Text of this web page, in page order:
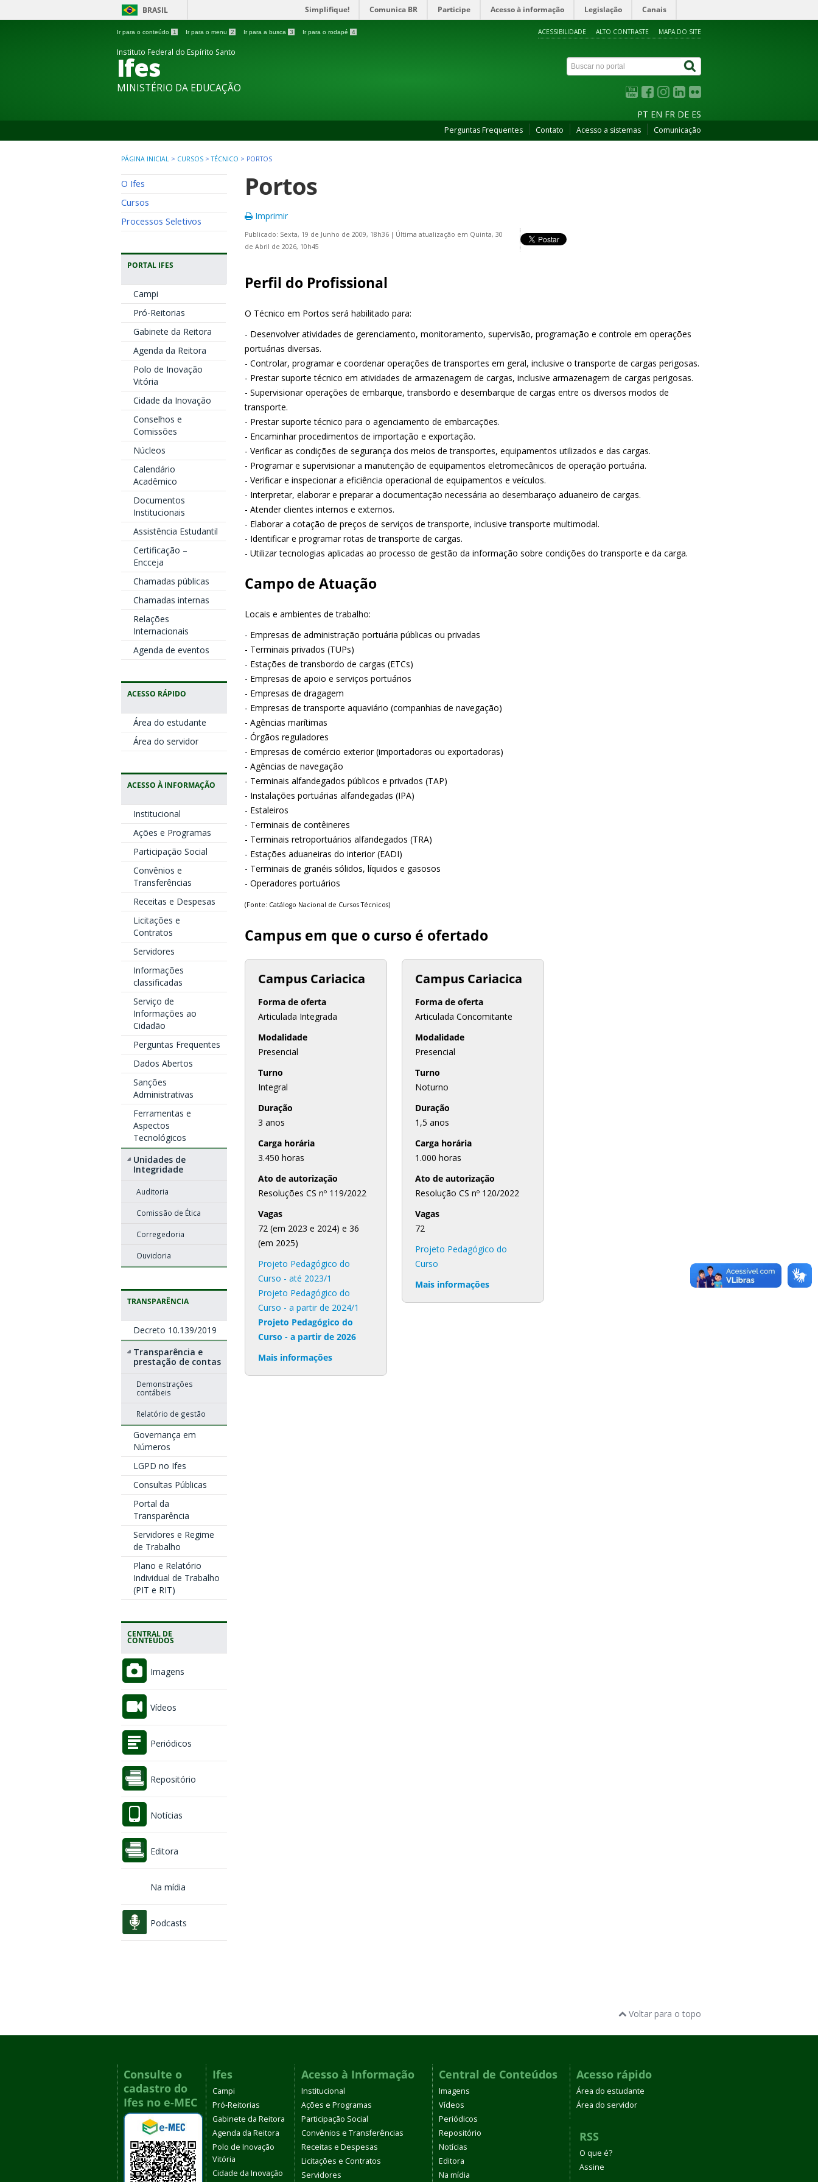
BRASIL Simplifique! Comunica BR Participe Acesso à informação Legislação Canais
Ir para o conteúdo 1 Ir para o menu 2 Ir para a busca 3 Ir para o rodapé 4 ACESSIBILIDADE ALTO CONTRASTE MAPA DO SITE
Instituto Federal do Espírito Santo
Ifes
MINISTÉRIO DA EDUCAÇÃO
PT EN FR DE ES
Perguntas Frequentes Contato Acesso a sistemas Comunicação
PÁGINA INICIAL > CURSOS >TÉCNICO > PORTOS
O Ifes
Cursos
Processos Seletivos
PORTAL IFES
Campi
Pró-Reitorias
Gabinete da Reitora
Agenda da Reitora
Polo de Inovação
Vitória
Cidade da Inovação
Conselhos e
Comissões
Núcleos
Calendário
Acadêmico
Documentos
Institucionais
Assistência Estudantil
Certificação –
Encceja
Chamadas públicas
Chamadas internas
Relações
Internacionais
Agenda de eventos
ACESSO RÁPIDO
Área do estudante
Área do servidor
ACESSO À INFORMAÇÃO
Institucional
Ações e Programas
Participação Social
Convênios e
Transferências
Receitas e Despesas
Licitações e
Contratos
Servidores
Informações
classificadas
Serviço de
Informações ao
Cidadão
Perguntas Frequentes
Dados Abertos
Sanções
Administrativas
Ferramentas e
Aspectos
Tecnológicos
Unidades de
Integridade
Auditoria
Comissão de Ética
Corregedoria
Ouvidoria
TRANSPARÊNCIA
Decreto 10.139/2019
Transparência e
prestação de contas
Demonstrações
contábeis
Relatório de gestão
Governança em
Números
LGPD no Ifes
Consultas Públicas
Portal da
Transparência
Servidores e Regime
de Trabalho
Plano e Relatório
Individual de Trabalho
(PIT e RIT)
CENTRAL DE
CONTEÚDOS
Imagens
Vídeos
Periódicos
Repositório
Notícias
Editora
Na mídia
Podcasts
Portos
Imprimir
Publicado: Sexta, 19 de Junho de 2009, 18h36 | Última atualização em Quinta, 30
de Abril de 2026, 10h45
Perfil do Profissional
O Técnico em Portos será habilitado para:
- Desenvolver atividades de gerenciamento, monitoramento, supervisão, programação e controle em operações
portuárias diversas.
- Controlar, programar e coordenar operações de transportes em geral, inclusive o transporte de cargas perigosas.
- Prestar suporte técnico em atividades de armazenagem de cargas, inclusive armazenagem de cargas perigosas.
- Supervisionar operações de embarque, transbordo e desembarque de cargas entre os diversos modos de
transporte.
- Prestar suporte técnico para o agenciamento de embarcações.
- Encaminhar procedimentos de importação e exportação.
- Verificar as condições de segurança dos meios de transportes, equipamentos utilizados e das cargas.
- Programar e supervisionar a manutenção de equipamentos eletromecânicos de operação portuária.
- Verificar e inspecionar a eficiência operacional de equipamentos e veículos.
- Interpretar, elaborar e preparar a documentação necessária ao desembaraço aduaneiro de cargas.
- Atender clientes internos e externos.
- Elaborar a cotação de preços de serviços de transporte, inclusive transporte multimodal.
- Identificar e programar rotas de transporte de cargas.
- Utilizar tecnologias aplicadas ao processo de gestão da informação sobre condições do transporte e da carga.
Campo de Atuação
Locais e ambientes de trabalho:
- Empresas de administração portuária públicas ou privadas
- Terminais privados (TUPs)
- Estações de transbordo de cargas (ETCs)
- Empresas de apoio e serviços portuários
- Empresas de dragagem
- Empresas de transporte aquaviário (companhias de navegação)
- Agências marítimas
- Órgãos reguladores
- Empresas de comércio exterior (importadoras ou exportadoras)
- Agências de navegação
- Terminais alfandegados públicos e privados (TAP)
- Instalações portuárias alfandegadas (IPA)
- Estaleiros
- Terminais de contêineres
- Terminais retroportuários alfandegados (TRA)
- Estações aduaneiras do interior (EADI)
- Terminais de granéis sólidos, líquidos e gasosos
- Operadores portuários
(Fonte: Catálogo Nacional de Cursos Técnicos)
Campus em que o curso é ofertado
Campus Cariacica
Forma de oferta
Articulada Integrada
Modalidade
Presencial
Turno
Integral
Duração
3 anos
Carga horária
3.450 horas
Ato de autorização
Resoluções CS nº 119/2022
Vagas
72 (em 2023 e 2024) e 36
(em 2025)
Projeto Pedagógico do
Curso - até 2023/1
Projeto Pedagógico do
Curso - a partir de 2024/1
Projeto Pedagógico do
Curso - a partir de 2026
Mais informações
Campus Cariacica
Forma de oferta
Articulada Concomitante
Modalidade
Presencial
Turno
Noturno
Duração
1,5 anos
Carga horária
1.000 horas
Ato de autorização
Resolução CS nº 120/2022
Vagas
72
Projeto Pedagógico do
Curso
Mais informações
Voltar para o topo
Consulte o
cadastro do
Ifes no e-MEC
Ifes
Campi
Pró-Reitorias
Gabinete da Reitora
Agenda da Reitora
Polo de Inovação
Vitória
Cidade da Inovação
Acesso à Informação
Institucional
Ações e Programas
Participação Social
Convênios e Transferências
Receitas e Despesas
Licitações e Contratos
Servidores
Central de Conteúdos
Imagens
Vídeos
Periódicos
Repositório
Notícias
Editora
Na mídia
Acesso rápido
Área do estudante
Área do servidor
RSS
O que é?
Assine